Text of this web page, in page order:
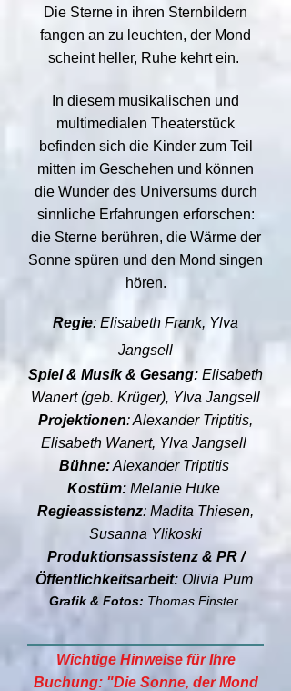
Die Sterne in ihren Sternbildern
fangen an zu leuchten, der Mond
scheint heller, Ruhe kehrt ein.
In diesem musikalischen und
multimedialen Theaterstück
befinden sich die Kinder zum Teil
mitten im Geschehen und können
die Wunder des Universums durch
sinnliche Erfahrungen erforschen:
die Sterne berühren, die Wärme der
Sonne spüren und den Mond singen
hören.
Regie: Elisabeth Frank, Ylva
Jangsell
Spiel & Musik & Gesang: Elisabeth
Wanert (geb. Krüger), Ylva Jangsell
Projektionen: Alexander Triptitis,
Elisabeth Wanert, Ylva Jangsell
Bühne:Alexander Triptitis
Kostüm: Melanie Huke
Regieassistenz: Madita Thiesen,
Susanna Ylikoski
Produktionsassistenz & PR /
Öffentlichkeitsarbeit:Olivia Pum
Grafik & Fotos: Thomas Finster
Wichtige Hinweise für Ihre
Buchung: "Die Sonne, der Mond